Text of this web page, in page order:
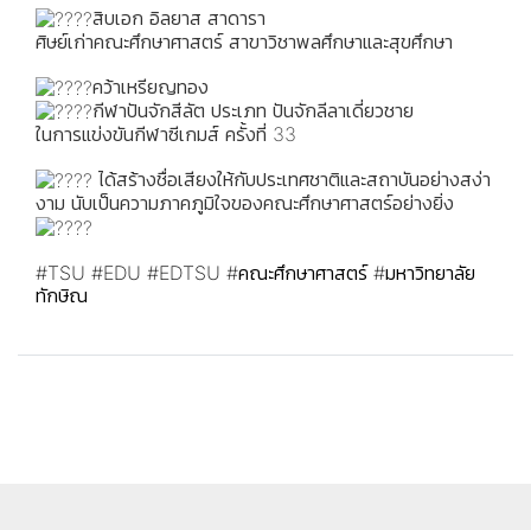
สิบเอก อิลยาส สาดารา
ศิษย์เก่าคณะศึกษาศาสตร์ สาขาวิชาพลศึกษาและสุขศึกษา
คว้าเหรียญทอง
กีฬาปันจักสีลัต ประเภท ปันจักลีลาเดี่ยวชาย
ในการแข่งขันกีฬาซีเกมส์ ครั้งที่ 33
ได้สร้างชื่อเสียงให้กับประเทศชาติและสถาบันอย่างสง่า
งาม นับเป็นความภาคภูมิใจของคณะศึกษาศาสตร์อย่างยิ่ง
#TSU #EDU #EDTSU #คณะศึกษาศาสตร์ #มหาวิทยาลัย
ทักษิณ